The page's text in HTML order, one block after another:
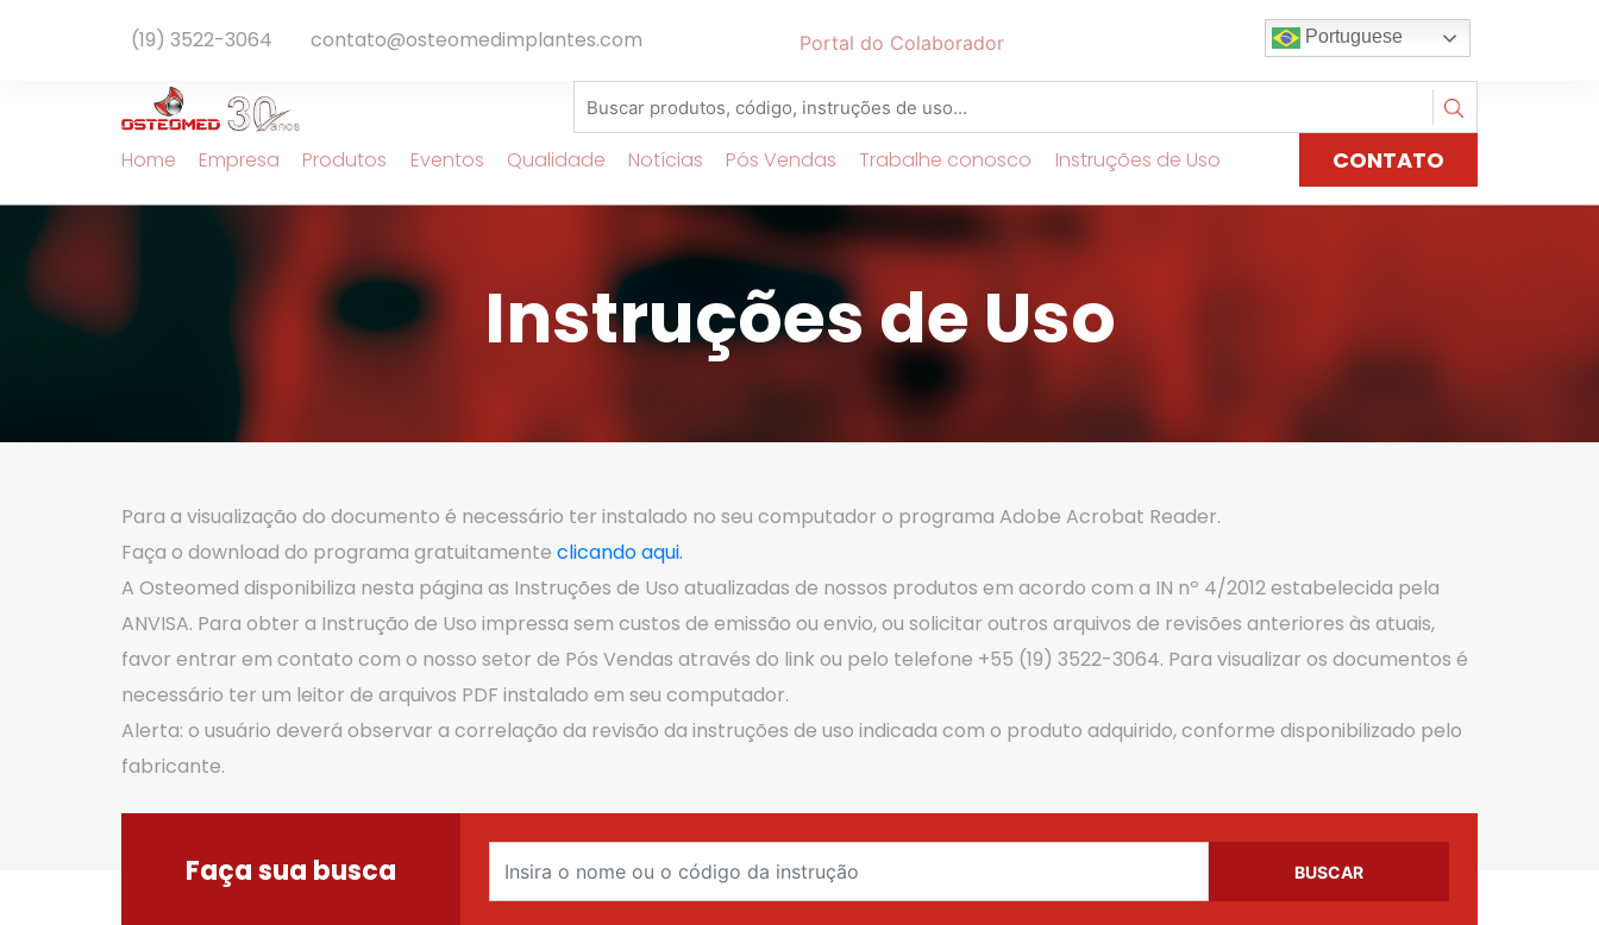
(19) 3522-3064 contato@osteomedimplantes.com Portal do Colaborador
Home Empresa Produtos Eventos Qualidade Notícias Pós Vendas Trabalhe conosco Instruções de Uso CONTATO
Instruções de Uso
Para a visualização do documento é necessário ter instalado no seu computador o programa Adobe Acrobat Reader.
Faça o download do programa gratuitamente clicando aqui.
A Osteomed disponibiliza nesta página as Instruções de Uso atualizadas de nossos produtos em acordo com a IN nº 4/2012 estabelecida pela
ANVISA. Para obter a Instrução de Uso impressa sem custos de emissão ou envio, ou solicitar outros arquivos de revisões anteriores às atuais,
favor entrar em contato com o nosso setor de Pós Vendas através do link ou pelo telefone +55 (19) 3522-3064. Para visualizar os documentos é
necessário ter um leitor de arquivos PDF instalado em seu computador.
Alerta: o usuário deverá observar a correlação da revisão da instruções de uso indicada com o produto adquirido, conforme disponibilizado pelo
fabricante.
Faça sua busca BUSCAR
Portuguese